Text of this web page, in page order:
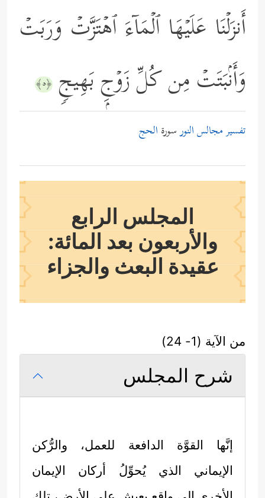
أَنزَلۡنَا عَلَیۡهَا ٱلۡمَاۤءَ ٱهۡتَزَّتۡ وَرَبَتۡ
وَأَنۢبَتَتۡ مِن كُلِّ زَوۡجِۭ بَهِیجࣲ ﴿٥﴾
تفسير مجالس النورسورة الحج
المجلس الرابع
والأربعون بعد المائة:
عقيدة البعث والجزاء
من الآية (1- 24)
شرح المجلس
إنَّها القوَّة الدافعة للعمل، والرُّكن
الإيماني الذي يُحوِّلُ أركان الإيمان